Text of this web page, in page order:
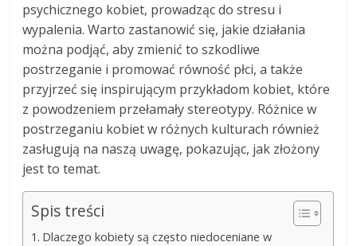
psychicznego kobiet, prowadząc do stresu i
wypalenia. Warto zastanowić się, jakie działania
można podjąć, aby zmienić to szkodliwe
postrzeganie i promować równość płci, a także
przyjrzeć się inspirującym przykładom kobiet, które
z powodzeniem przełamały stereotypy. Różnice w
postrzeganiu kobiet w różnych kulturach również
zasługują na naszą uwagę, pokazując, jak złożony
jest to temat.
Spis treści
Dlaczego kobiety są często niedoceniane w